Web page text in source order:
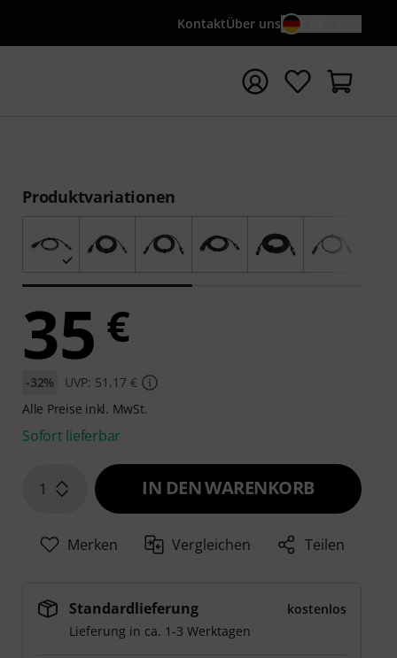
KontaktÜber uns
mit Suchwort {searchTerm} starten
Produktvariationen
35 €
-32%
UVP: 51,17 €
Alle Preise inkl. MwSt.
Sofort lieferbar
1 IN DEN WARENKORB
Merken Vergleichen Teilen
Standardlieferung
kostenlos
Lieferung in ca. 1-3 Werktagen